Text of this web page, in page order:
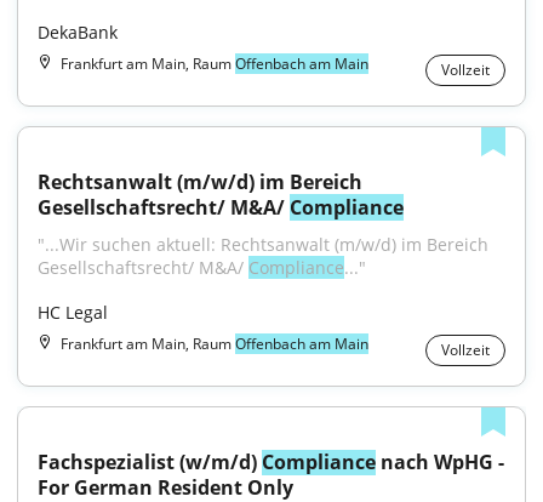
DekaBank
Frankfurt am Main, RaumOffenbach am Main Vollzeit
Rechtsanwalt (m/w/d) im Bereich
Gesellschaftsrecht/ M&A/ Compliance
"...Wir suchen aktuell: Rechtsanwalt (m/w/d) im Bereich
Gesellschaftsrecht/ M&A/ Compliance..."
HC Legal
Frankfurt am Main, RaumOffenbach am Main Vollzeit
Fachspezialist (w/m/d) Compliance nach WpHG -
For German Resident Only